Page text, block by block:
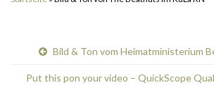
Bild & Ton vom Heimatministerium
Put this pon your video – QuickScope